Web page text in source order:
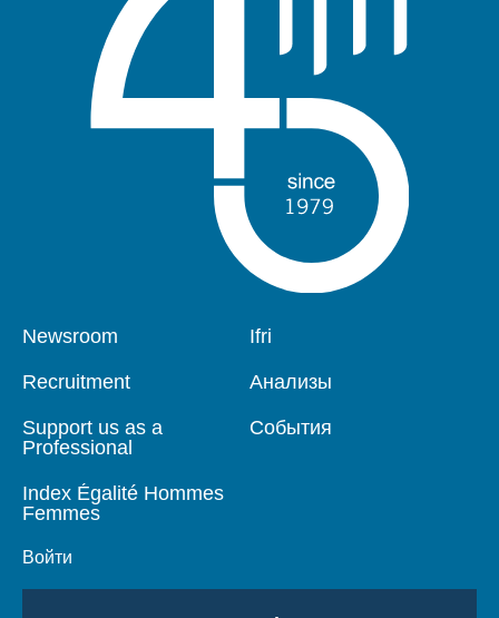
Pied
Newsroom
Recruitment
Support us as a
Professional
Index Égalité Hommes
Femmes
Войти
Navigation
Ifri
Анализы
События